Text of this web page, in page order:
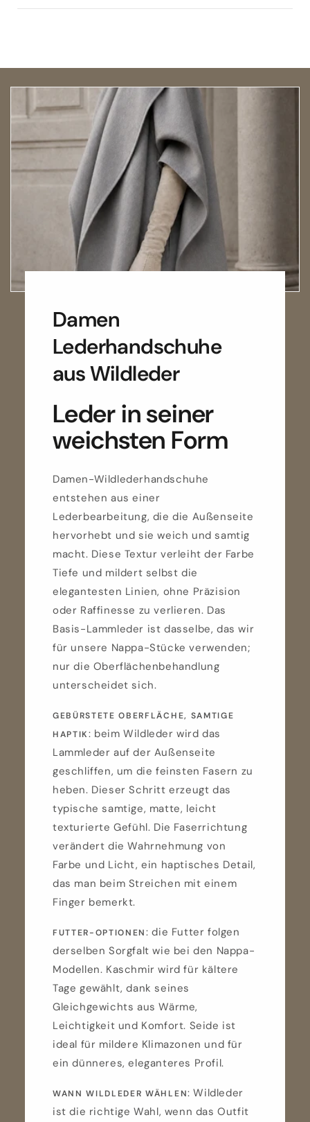
Damen
Lederhandschuhe
aus Wildleder
Leder in seiner
weichsten Form
Damen-Wildlederhandschuhe
entstehen aus einer
Lederbearbeitung, die die Außenseite
hervorhebt und sie weich und samtig
macht. Diese Textur verleiht der Farbe
Tiefe und mildert selbst die
elegantesten Linien, ohne Präzision
oder Raffinesse zu verlieren. Das
Basis-Lammleder ist dasselbe, das wir
für unsere Nappa-Stücke verwenden;
nur die Oberflächenbehandlung
unterscheidet sich.
GEBÜRSTETE OBERFLÄCHE, SAMTIGE
HAPTIK: beim Wildleder wird das
Lammleder auf der Außenseite
geschliffen, um die feinsten Fasern zu
heben. Dieser Schritt erzeugt das
typische samtige, matte, leicht
texturierte Gefühl. Die Faserrichtung
verändert die Wahrnehmung von
Farbe und Licht, ein haptisches Detail,
das man beim Streichen mit einem
Finger bemerkt.
FUTTER-OPTIONEN: die Futter folgen
derselben Sorgfalt wie bei den Nappa-
Modellen. Kaschmir wird für kältere
Tage gewählt, dank seines
Gleichgewichts aus Wärme,
Leichtigkeit und Komfort. Seide ist
ideal für mildere Klimazonen und für
ein dünneres, eleganteres Profil.
WANN WILDLEDER WÄHLEN: Wildleder
ist die richtige Wahl, wenn das Outfit